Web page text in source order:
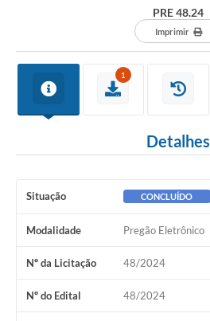
PRE 48.24
Imprimir
1
Detalhes
Situação CONCLUÍDO
Modalidade Pregão Eletrônico
Nº da Licitação 48/2024
Nº do Edital 48/2024